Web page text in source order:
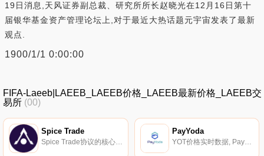
19日消息,天风证券副总裁、研究所所长赵晓光在12月16日第十
届银华基金资产管理论坛上,对于最近大热话题元宇宙发表了最新
观点.
1900/1/1 0:00:00
FIFA-Laeeb|LAEEB_LAEEB价格_LAEEB最新价格_LAEEB交
易所 (00)
Spice Trade
Spice Trade协议的核心论点是,全球贸易迫切需要一个去中心化、链上、开源、价值稳定、可扩展、模块化、跨链和资本高效的系统。这样一个体系应该有深度的、长期的、协议式的流动性,以减少摩擦并保持紧密的钉住.
PayYoda
YOT价格实时数据, PayYoda是一个安全、透明和专业的去中心化支付应用生态系统。以区块链为动力,PayYoda将利用区块链分布式存储、公开、公平、透明、可追溯和不可伪造的优势,大大降低支付成本,减少中间环节,提高流通效率.